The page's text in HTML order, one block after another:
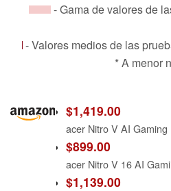
- Gama de valores de
- Valores medios de las
* A menor
$1,419.00
$899.00
$1,139.00